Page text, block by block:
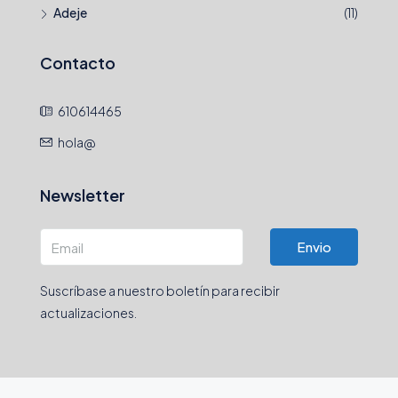
Adeje (11)
Contacto
610614465
hola@
Newsletter
Envio
Suscríbase a nuestro boletín para recibir
actualizaciones.